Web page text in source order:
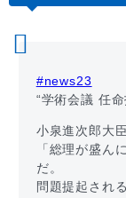
#news23
“学術会議 任命
小泉進次郎大臣
「総理が盛ん
だ。
問題提起され